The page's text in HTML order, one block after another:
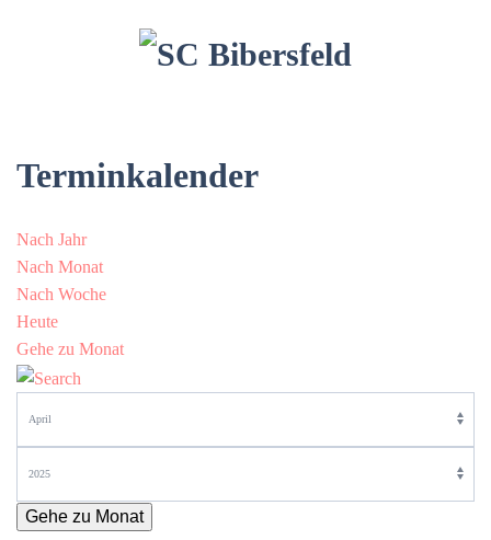
Terminkalender
Nach Jahr
Nach Monat
Nach Woche
Heute
Gehe zu Monat
Gehe zu Monat